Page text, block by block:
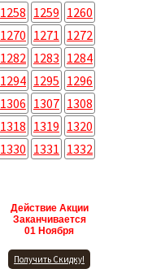
1258 1259 1260
1270 1271 1272
1282 1283 1284
1294 1295 1296
1306 1307 1308
1318 1319 1320
1330 1331 1332
Действие Акции
Заканчивается
01 Ноября
Получить Скидку!